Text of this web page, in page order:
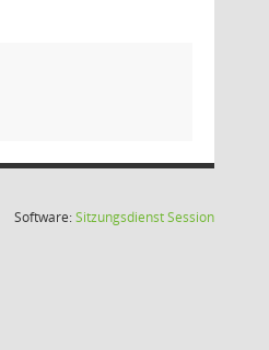
Software:SitzungsdienstSession(Wird in